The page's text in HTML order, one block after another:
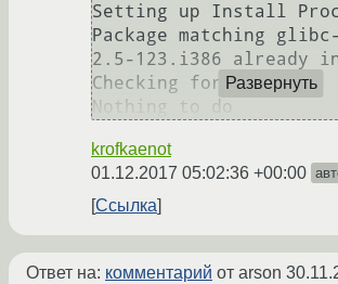
Setting up Install
Package matching glibc-
2.5-123.i386 already
Checking for update.
Nothing to do
Развернуть
krofkaenot
01.12.2017 05:02:36 +00:00
Ссылка
Ответ на: комментарий от arson